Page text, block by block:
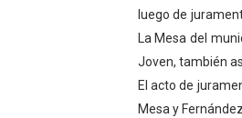
luego de
La Mesa del
Joven, también
El acto de
Mesa y